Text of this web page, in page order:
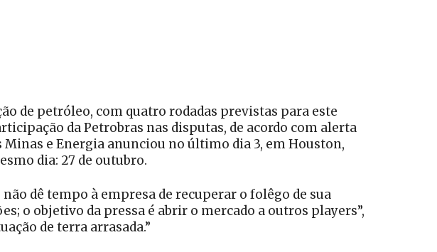
de petróleo, com quatro rodadas previstas para este
da Petrobras nas disputas, de acordo com alerta
e Energia anunciou no último dia 3, em Houston,
dia: 27 de outubro.
dê tempo à empresa de recuperar o folêgo de sua
o objetivo da pressa é abrir o mercado a outros players”,
de terra arrasada.”